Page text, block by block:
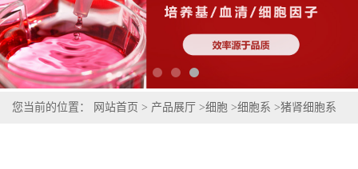
您当前的位置： 网站首页 > 产品展厅 >细胞 >细胞系 >猪肾细胞系